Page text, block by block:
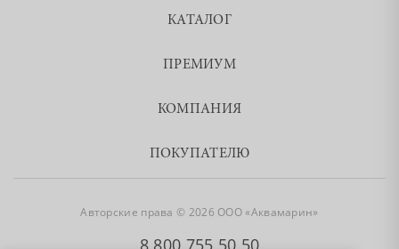
КАТАЛОГ
ПРЕМИУМ
КОМПАНИЯ
ПОКУПАТЕЛЮ
Авторские права © 2026 ООО «Аквамарин»
8 800 755 50 50